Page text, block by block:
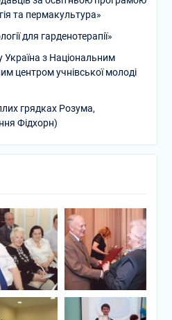
та пермакультура»
для гарденотерапії»
Україна з Національним
центром учнівської молоді
грядках Розума,
Фідхорн)